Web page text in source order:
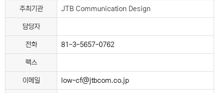
주최기관
JTB Communication Design
담당자
전화 81-3-5657-0762
팩스
이메일 low-cf@jtbcom.co.jp